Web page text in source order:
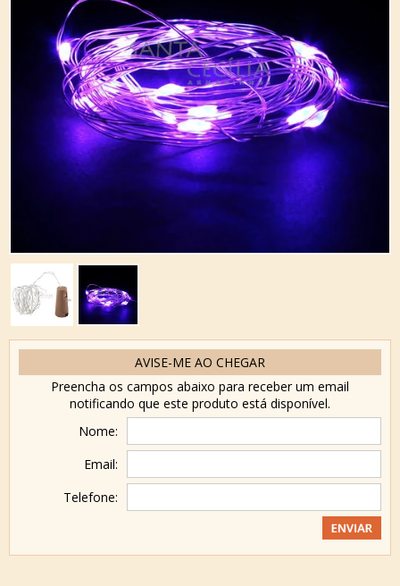
AVISE-ME AO CHEGAR
Preencha os campos abaixo para receber um email
notificando que este produto está disponível.
Nome:
Email:
Telefone: